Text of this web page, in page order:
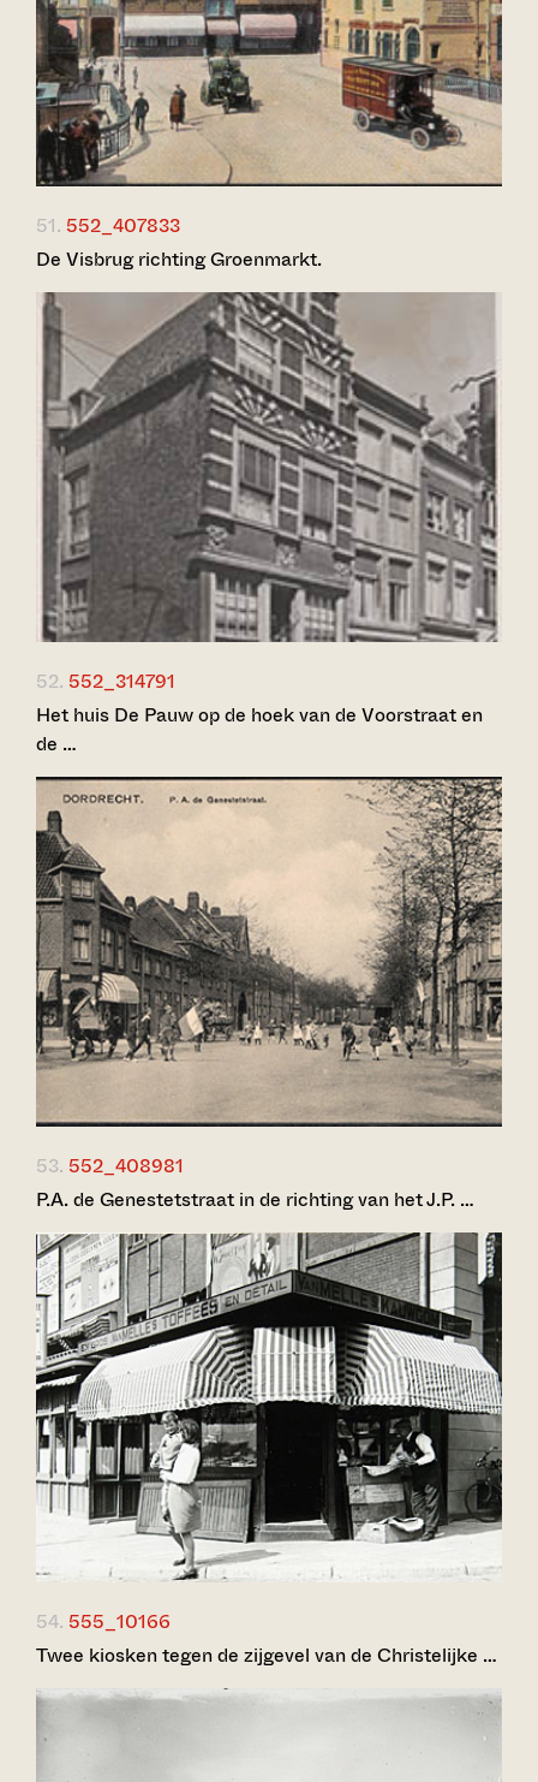
51. 552_407833
De Visbrug richting Groenmarkt.
52. 552_314791
Het huis De Pauw op de hoek van de Voorstraat en
de …
53. 552_408981
P.A. de Genestetstraat in de richting van het J.P. …
54. 555_10166
Twee kiosken tegen de zijgevel van de Christelijke …